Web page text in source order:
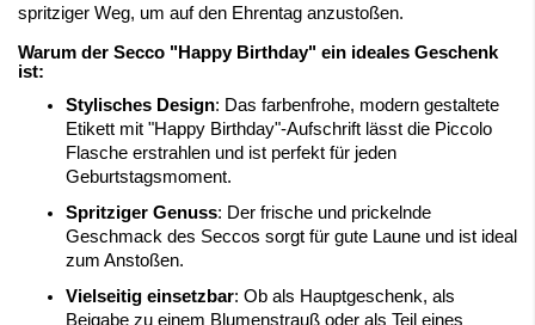
spritziger Weg, um auf den Ehrentag anzustoßen.
Warum der Secco "Happy Birthday" ein ideales Geschenk
ist:
Stylisches Design: Das farbenfrohe, modern gestaltete
Etikett mit "Happy Birthday"-Aufschrift lässt die Piccolo
Flasche erstrahlen und ist perfekt für jeden
Geburtstagsmoment.
Spritziger Genuss: Der frische und prickelnde
Geschmack des Seccos sorgt für gute Laune und ist ideal
zum Anstoßen.
Vielseitig einsetzbar: Ob als Hauptgeschenk, als
Beigabe zu einem Blumenstrauß oder als Teil eines